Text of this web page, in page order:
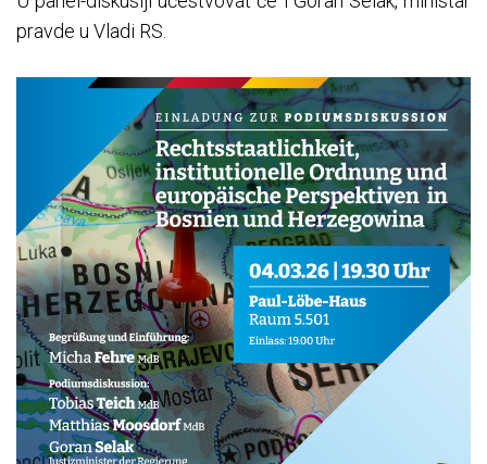
pravde u Vladi RS.